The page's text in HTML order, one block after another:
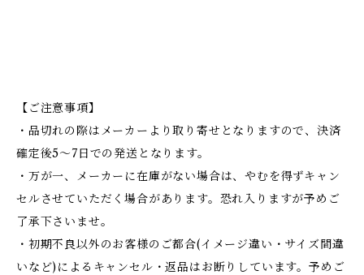
【ご注意事項】
・品切れの際はメーカーより取り寄せとなりますので、決済
確定後5～7日での発送となります。
・万が一、メーカーに在庫がない場合は、やむを得ずキャン
セルさせていただく場合があります。恐れ入りますが予めご
了承下さいませ。
・初期不良以外のお客様のご都合(イメージ違い・サイズ間違
いなど)によるキャンセル・返品はお断りしています。予めご